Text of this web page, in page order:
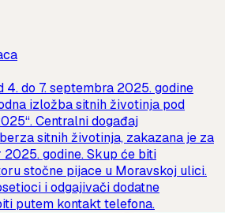
4. do 7. septembra 2025. godine
izložba sitnih životinja pod
Centralni događaj
sitnih životinja, zakazana je za
2025. godine. Skup će biti
stočne pijace u Moravskoj ulici.
i odgajivači dodatne
putem kontakt telefona.